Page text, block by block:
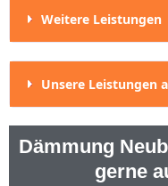
Weitere Leistungen
Unsere Leistungen
Dämmung
gerne